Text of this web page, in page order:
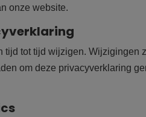
onze website.
tijd tot tijd wijzigen. Wijzigingen
om deze privacyverklaring